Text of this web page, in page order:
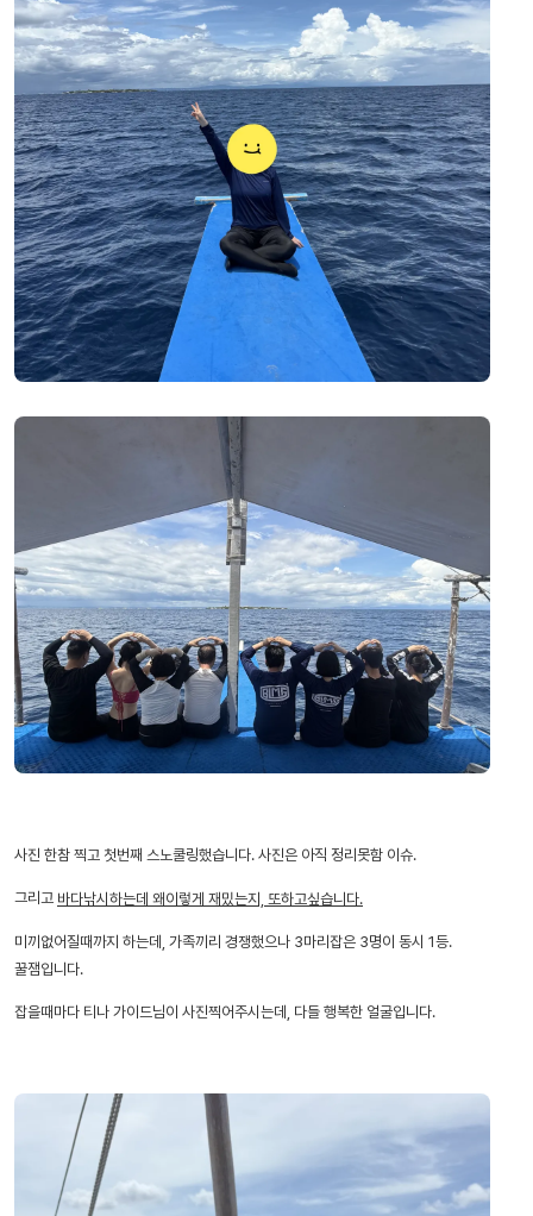
사진 한참 찍고 첫번째 스노쿨링했습니다. 사진은 아직 정리못함 이슈.
그리고 바다낚시하는데 왜이렇게 재밌는지, 또하고싶습니다.
미끼없어질때까지 하는데, 가족끼리 경쟁했으나 3마리잡은 3명이 동시 1등.
꿀잼입니다.
잡을때마다 티나 가이드님이 사진찍어주시는데, 다들 행복한 얼굴입니다.